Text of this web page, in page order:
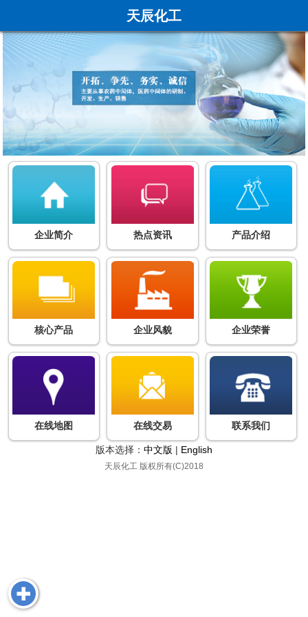
天辰化工
企业简介 热点资讯 产品介绍
核心产品 企业风貌 企业荣誉
在线地图 在线交易 联系我们
版本选择： 中文版 | English
天辰化工 版权所有(C)2018